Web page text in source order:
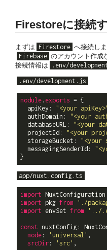
Firestoreに接続
まずは Firestore へ接続しま
Firebase のアカウント作成
接続情報は
.env/
.env/development.js
module . exports = {
  apiKey:
"<your
  authDomain:
"<your
  databaseURL:
"<your
  projectId:
"<your
  storageBucket:
"<your
  messagingSenderId:
app/nuxt.config.ts
import NuxtConfiguration
import pkg from
'./
import envSet from '../
const nuxtConfig:
mode : 'universal' ,
srcDir : 'src' ,